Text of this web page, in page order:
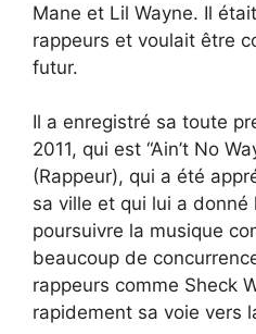
Mane et Lil Wayne. Il
rappeurs et voulait être
futur.
Il a enregistré sa toute
2011, qui est “Ain’t No
(Rappeur), qui a été
sa ville et qui lui a donné
poursuivre la musique
beaucoup de
rappeurs comme Sheck
rapidement sa voie vers